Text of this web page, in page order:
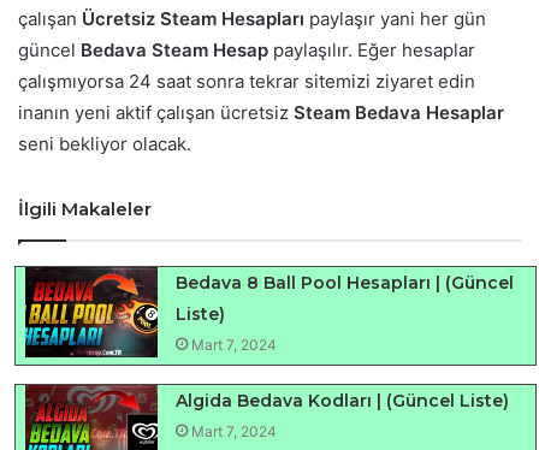
çalışan Ücretsiz Steam Hesapları paylaşır yani her gün
güncel Bedava Steam Hesap paylaşılır. Eğer hesaplar
çalışmıyorsa 24 saat sonra tekrar sitemizi ziyaret edin
inanın yeni aktif çalışan ücretsiz Steam Bedava Hesaplar
seni bekliyor olacak.
İlgili Makaleler
Bedava 8 Ball Pool Hesapları | (Güncel
Liste)
Mart 7, 2024
Algida Bedava Kodları | (Güncel Liste)
Mart 7, 2024